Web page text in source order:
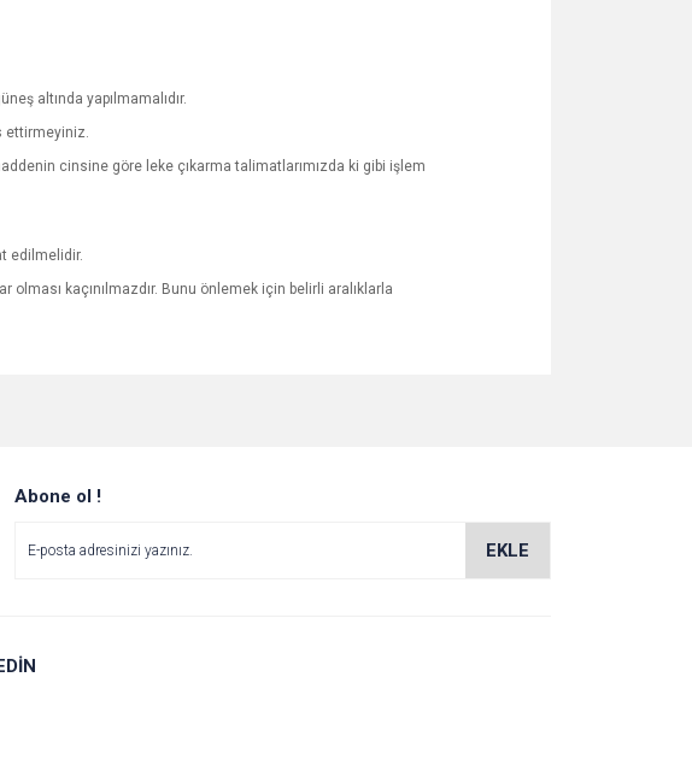
altında yapılmamalıdır.
ettirmeyiniz.
cinsine göre leke çıkarma talimatlarımızda ki gibi işlem
edilmelidir.
kaçınılmazdır. Bunu önlemek için belirli aralıklarla
Abone ol !
EKLE